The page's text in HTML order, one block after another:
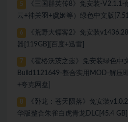
5
《三国群英传8》免安装-V2.1.1-
云+神关羽+虞姬等）绿色中文版
6
《荒野大镖客2》免安装
器[119GB][百度+迅雷]
7
《霍格沃茨之遗》免安装绿色中
Build1121649-整合实用MOD-解压
+夸克网盘]
8
《卧龙：苍天陨落》免安装
华版整合朱雀白虎青龙DLC[45.4